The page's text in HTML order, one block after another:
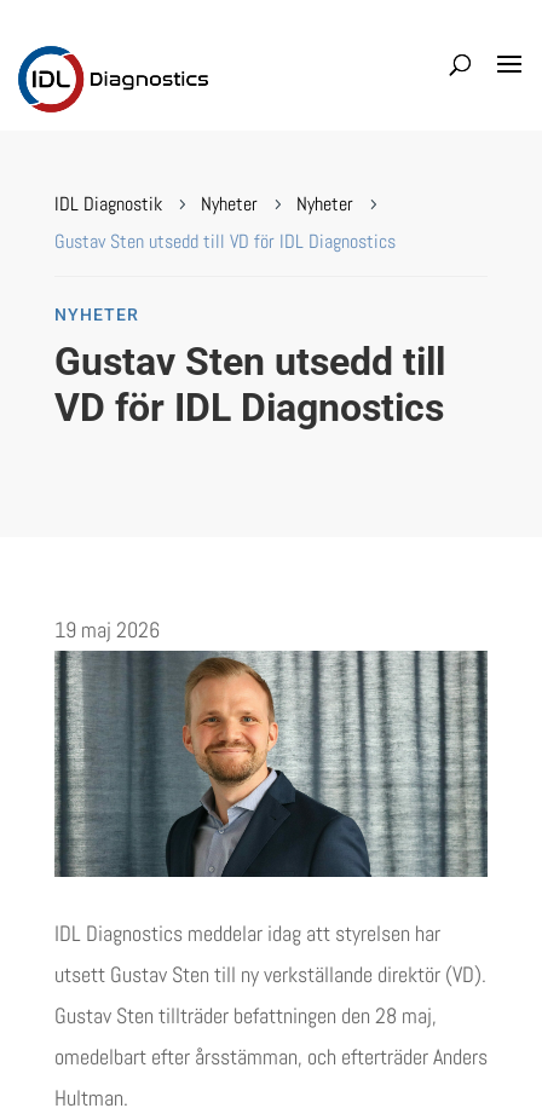
IDL Diagnostik 5 Nyheter 5 Nyheter 5
Gustav Sten utsedd till VD för IDL Diagnostics
NYHETER
Gustav Sten utsedd till
VD för IDL Diagnostics
19 maj 2026
IDL Diagnostics meddelar idag att styrelsen har
utsett Gustav Sten till ny verkställande direktör (VD).
Gustav Sten tillträder befattningen den 28 maj,
omedelbart efter årsstämman, och efterträder Anders
Hultman.